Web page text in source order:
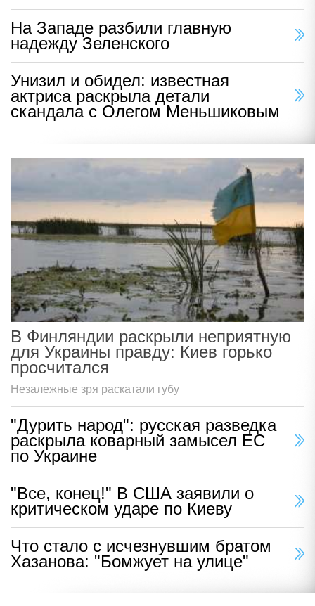
На Западе разбили главную
надежду Зеленского
Унизил и обидел: известная
актриса раскрыла детали
скандала с Олегом Меньшиковым
В Финляндии раскрыли неприятную
для Украины правду: Киев горько
просчитался
Незалежные зря раскатали губу
"Дурить народ": русская разведка
раскрыла коварный замысел ЕС
по Украине
"Все, конец!" В США заявили о
критическом ударе по Киеву
Что стало с исчезнувшим братом
Хазанова: "Бомжует на улице"